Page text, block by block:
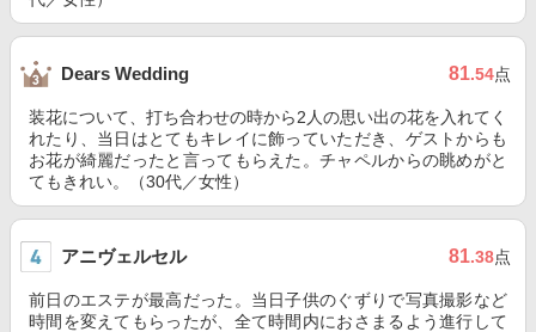
Dears Wedding 81.54点
装花について、打ち合わせの時から2人の思い出の花を入れてく
れたり、当日はとてもキレイに飾っていただき、ゲストからも
お花が綺麗だったと言ってもらえた。チャペルからの眺めがと
てもきれい。（30代／女性）
アニヴェルセル 81.38点
前日のエステが最高だった。当日子供のぐずりで写真撮影など
時間を変えてもらったが、全て時間内におさまるよう進行して